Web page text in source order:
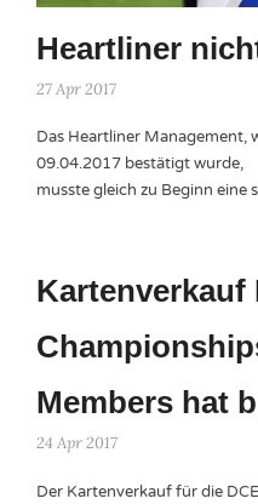
Heartliner
27 Apr 2017
Das Heartliner Management,
09.04.2017 bestätigt wurde,
musste gleich zu Beginn
Kartenverkauf
Members hat
24 Apr 2017
Der Kartenverkauf für die